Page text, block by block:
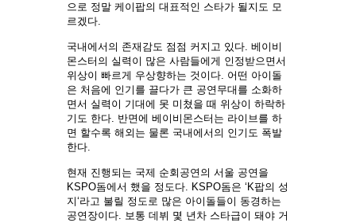
으로 정말 케이팝의 대표적인 스타가 될지도 모
르겠다.
국내에서의 존재감도 점점 커지고 있다. 베이비
몬스터의 실력이 많은 사람들에게 인정받으면서
위상이 빠르게 우상향하는 것이다. 어떤 아이돌
은 처음에 인기를 끌다가 큰 공연무대를 소화하
면서 실력이 기대에 못 미쳤을 때 위상이 하락하
기도 한다. 반면에 베이비몬스터는 라이브를 하
면 할수록 해외는 물론 국내에서의 인기도 폭발
한다.
현재 진행되는 국제 순회공연의 서울 공연을
KSPO돔에서 했을 정도다. KSPO돔은 ‘K팝의 성
지‘라고 불릴 정도로 많은 아이돌들이 동경하는
공연장이다. 보통 데뷔 몇 년차 스타급이 돼야 거